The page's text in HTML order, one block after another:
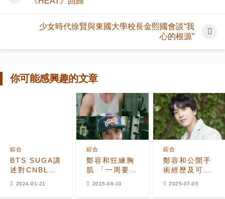
少女時代徐賢與東國大學校長金熙國會談“我
心的根源”
你可能感興趣的文章
BTS SUGA講
述對CNBLUE
綜合
2024-01-21
鄭容和狂練胸
肌 「一周要做
綜合
2015-08-10
鄭容和公開手
術經歷及可能
綜合
2025-07-05